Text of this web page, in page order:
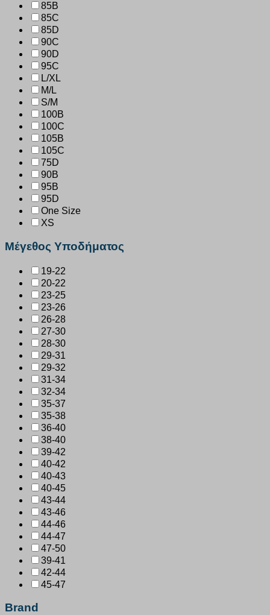
85B
85C
85D
90C
90D
95C
L/XL
M/L
S/M
100B
100C
105B
105C
75D
90B
95B
95D
One Size
XS
Μέγεθος Υποδήματος
19-22
20-22
23-25
23-26
26-28
27-30
28-30
29-31
29-32
31-34
32-34
35-37
35-38
36-40
38-40
39-42
40-42
40-43
40-45
43-44
43-46
44-46
44-47
47-50
39-41
42-44
45-47
Brand